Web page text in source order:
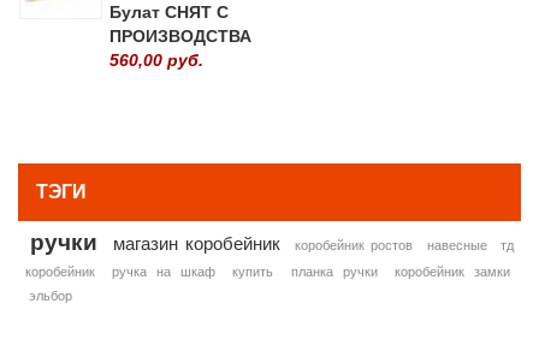
Булат СНЯТ С
ПРОИЗВОДСТВА
560,00 руб.
ТЭГИ
ручки магазин коробейник коробейник ростов навесные
тд
коробейник
ручка на шкаф купить планка ручки
коробейник замки
эльбор